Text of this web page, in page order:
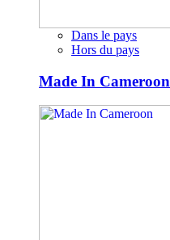
Dans le pays
Hors du pays
Made In Cameroon